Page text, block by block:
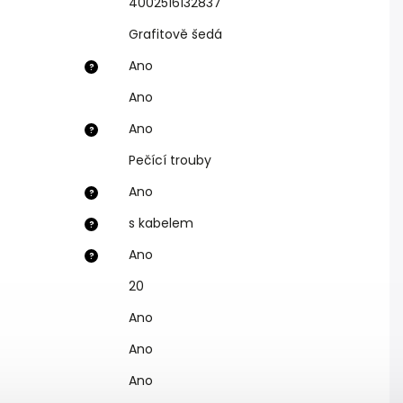
Grafitově šedá
?
Ano
Ano
?
Ano
Pečící trouby
? Ano
? s kabelem
?
Ano
20
Ano
Ano
Ano